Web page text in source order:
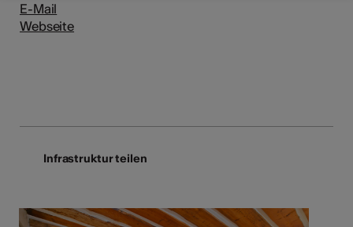
E-Mail
Webseite
Infrastruktur teilen